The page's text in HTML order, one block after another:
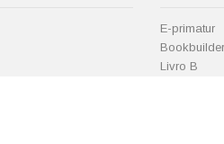
E-primatur
Livro B